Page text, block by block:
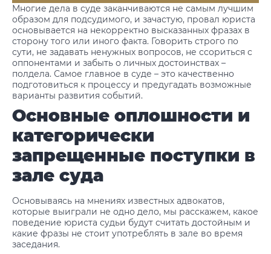
Многие дела в суде заканчиваются не самым лучшим
образом для подсудимого, и зачастую, провал юриста
основывается на некорректно высказанных фразах в
сторону того или иного факта. Говорить строго по
сути, не задавать ненужных вопросов, не ссориться с
оппонентами и забыть о личных достоинствах –
полдела. Самое главное в суде – это качественно
подготовиться к процессу и предугадать возможные
варианты развития событий.
Основные оплошности и
категорически
запрещенные поступки в
зале суда
Основываясь на мнениях известных адвокатов,
которые выиграли не одно дело, мы расскажем, какое
поведение юриста судьи будут считать достойным и
какие фразы не стоит употреблять в зале во время
заседания.